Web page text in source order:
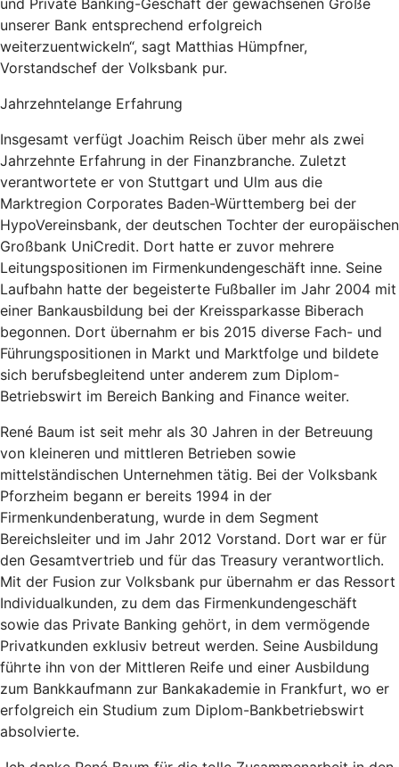
und Private Banking-Geschäft der gewachsenen Größe
unserer Bank entsprechend erfolgreich
weiterzuentwickeln“, sagt Matthias Hümpfner,
Vorstandschef der Volksbank pur.
Jahrzehntelange Erfahrung
Insgesamt verfügt Joachim Reisch über mehr als zwei
Jahrzehnte Erfahrung in der Finanzbranche. Zuletzt
verantwortete er von Stuttgart und Ulm aus die
Marktregion Corporates Baden-Württemberg bei der
HypoVereinsbank, der deutschen Tochter der europäischen
Großbank UniCredit. Dort hatte er zuvor mehrere
Leitungspositionen im Firmenkundengeschäft inne. Seine
Laufbahn hatte der begeisterte Fußballer im Jahr 2004 mit
einer Bankausbildung bei der Kreissparkasse Biberach
begonnen. Dort übernahm er bis 2015 diverse Fach- und
Führungspositionen in Markt und Marktfolge und bildete
sich berufsbegleitend unter anderem zum Diplom-
Betriebswirt im Bereich Banking and Finance weiter.
René Baum ist seit mehr als 30 Jahren in der Betreuung
von kleineren und mittleren Betrieben sowie
mittelständischen Unternehmen tätig. Bei der Volksbank
Pforzheim begann er bereits 1994 in der
Firmenkundenberatung, wurde in dem Segment
Bereichsleiter und im Jahr 2012 Vorstand. Dort war er für
den Gesamtvertrieb und für das Treasury verantwortlich.
Mit der Fusion zur Volksbank pur übernahm er das Ressort
Individualkunden, zu dem das Firmenkundengeschäft
sowie das Private Banking gehört, in dem vermögende
Privatkunden exklusiv betreut werden. Seine Ausbildung
führte ihn von der Mittleren Reife und einer Ausbildung
zum Bankkaufmann zur Bankakademie in Frankfurt, wo er
erfolgreich ein Studium zum Diplom-Bankbetriebswirt
absolvierte.